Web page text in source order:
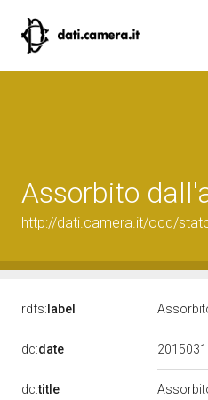
Assorbito
http://dati.camera.it/ocd/
rdfs: label
dc:date
dc:title